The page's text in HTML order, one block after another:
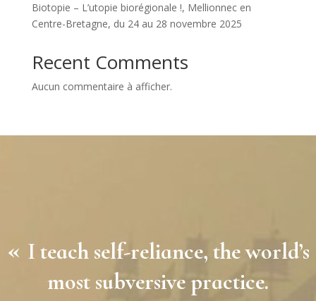
Biotopie – L’utopie biorégionale !, Mellionnec en
Centre-Bretagne, du 24 au 28 novembre 2025
Recent Comments
Aucun commentaire à afficher.
« I teach self-reliance, the world’s
most subversive practice.